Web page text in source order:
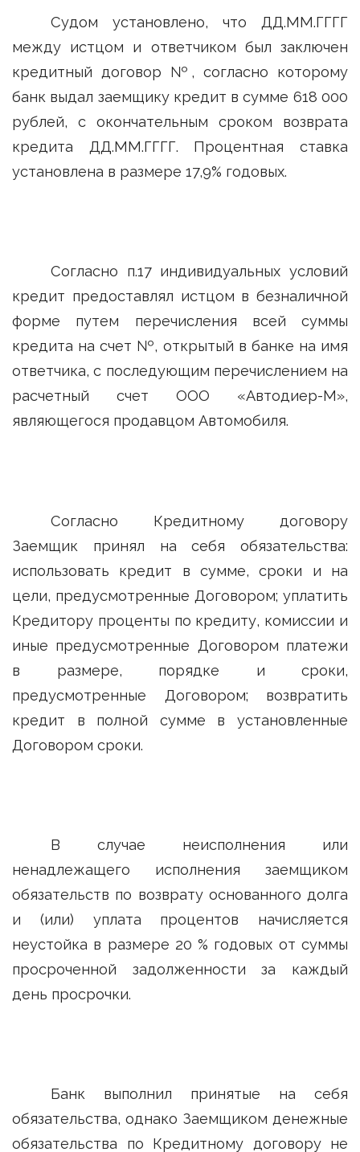
Судом установлено, что ДД.ММ.ГГГГ
между истцом и ответчиком был заключен
кредитный договор №, согласно которому
банк выдал заемщику кредит в сумме 618 000
рублей, с окончательным сроком возврата
кредита ДД.ММ.ГГГГ. Процентная ставка
установлена в размере 17,9% годовых.
Согласно п.17 индивидуальных условий
кредит предоставлял истцом в безналичной
форме путем перечисления всей суммы
кредита на счет №, открытый в банке на имя
ответчика, с последующим перечислением на
расчетный счет ООО «Автодиер-М»,
являющегося продавцом Автомобиля.
Согласно Кредитному договору
Заемщик принял на себя обязательства:
использовать кредит в сумме, сроки и на
цели, предусмотренные Договором; уплатить
Кредитору проценты по кредиту, комиссии и
иные предусмотренные Договором платежи
в размере, порядке и сроки,
предусмотренные Договором; возвратить
кредит в полной сумме в установленные
Договором сроки.
В случае неисполнения или
ненадлежащего исполнения заемщиком
обязательств по возврату основанного долга
и (или) уплата процентов начисляется
неустойка в размере 20 % годовых от суммы
просроченной задолженности за каждый
день просрочки.
Банк выполнил принятые на себя
обязательства, однако Заемщиком денежные
обязательства по Кредитному договору не